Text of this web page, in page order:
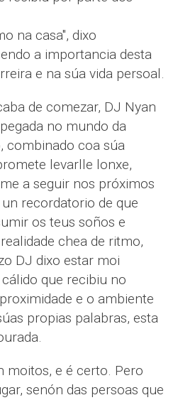
na casa", dixo
a importancia desta
e na súa vida persoal.
de comezar, DJ Nyan
no mundo da
combinado coa súa
levarlle lonxe,
a seguir nos próximos
recordatorio de que
os teus soños e
chea de ritmo,
DJ dixo estar moi
que recibiu no
e o ambiente
propias palabras, esta
moitos, e é certo. Pero
senón das persoas que